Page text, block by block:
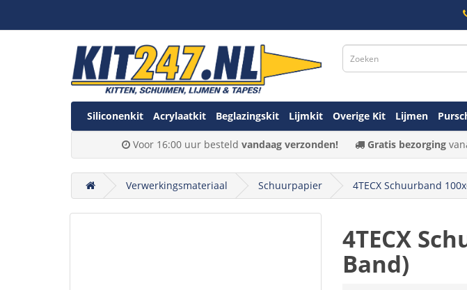
Siliconenkit Acrylaatkit Beglazingskit Lijmkit Overige Kit Lijmen
Voor 16:00 uur besteld vandaag verzonden! Gratis bezorging
Verwerkingsmateriaal Schuurpapier 4TECX Schuurband
4TECX
Band)